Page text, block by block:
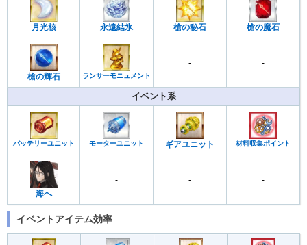
月光核 永遠結氷 槍の秘石 槍の魔石
槍の輝石 ランサーモニュメント
- -
イベント系
バッテリーユニット モーターユニット ギアユニット 材料収集ポイント
海へ
- - -
イベントアイテム効率